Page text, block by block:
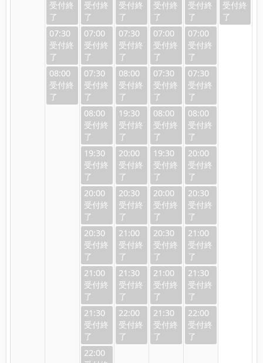
07:30
08:00
07:00
07:30
08:00
19:30
20:00
20:30
21:00
21:30
22:00
07:30
08:00
19:30
20:00
20:30
21:00
21:30
22:00
07:00
07:30
08:00
19:30
20:00
20:30
21:00
21:30
07:00
07:30
08:00
20:00
20:30
21:00
21:30
22:00